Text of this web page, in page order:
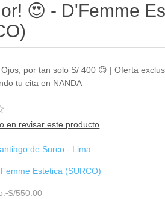
😍 - D'Femme
por tan solo S/ 400 😊 | Oferta
tu cita en NANDA
en revisar este producto
de Surco - Lima
Estetica (SURCO)
S/550.00